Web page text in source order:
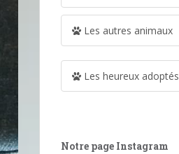
Les autres animaux
Les heureux adoptés
Notre page Instagram